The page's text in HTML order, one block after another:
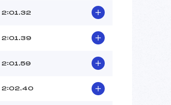
2:01.32
2:01.39
2:01.59
2:02.40